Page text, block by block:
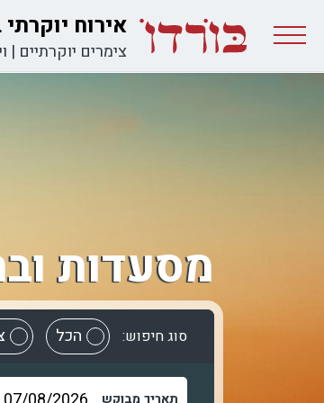
אירוח
צימרים יוקרתיים |
מסעדות
סוג חיפוש: הכל
תאריך מבוקש